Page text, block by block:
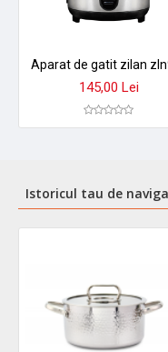
145,00 Lei
Istoricul tau de